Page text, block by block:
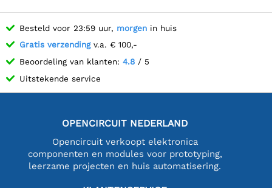
Besteld voor 23:59 uur, morgen in huis
Gratis verzendingv.a. € 100,-
Beoordeling van klanten: 4.8 / 5
Uitstekende service
OPENCIRCUIT NEDERLAND
Opencircuit verkoopt elektronica
componenten en modules voor prototyping,
leerzame projecten en huis automatisering.